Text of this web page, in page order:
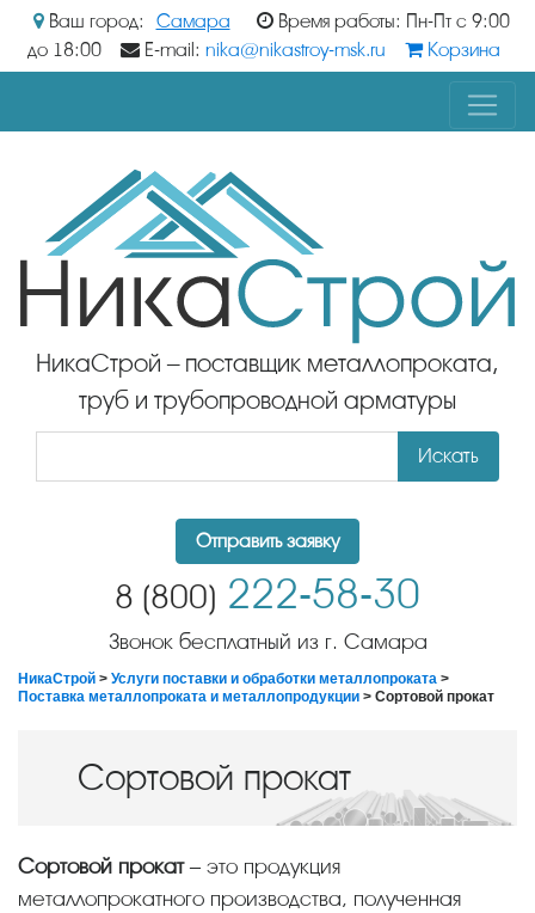
Ваш город: Самара
Время работы: Пн-Пт с 9:00
до 18:00
E-mail: nika@nikastroy-msk.ru Корзина
НикаСтрой – поставщик металлопроката,
труб и трубопроводной арматуры
Искать
Отправить заявку
8 (800) 222-58-30
Звонок бесплатный из г. Самара
НикаСтрой > Услуги поставки и обработки металлопроката >
Поставка металлопроката и металлопродукции > Сортовой прокат
Сортовой прокат
Сортовой прокат– это продукция
металлопрокатного производства, полученная